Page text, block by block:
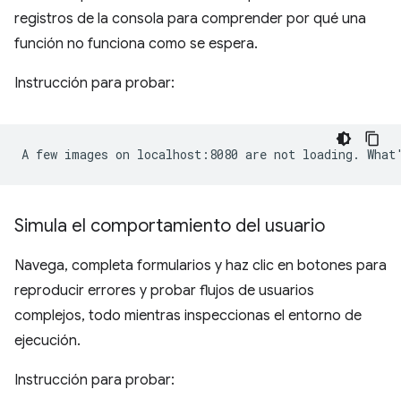
registros de la consola para comprender por qué una
función no funciona como se espera.
Instrucción para probar:
Simula el comportamiento del usuario
Navega, completa formularios y haz clic en botones para
reproducir errores y probar flujos de usuarios
complejos, todo mientras inspeccionas el entorno de
ejecución.
Instrucción para probar: